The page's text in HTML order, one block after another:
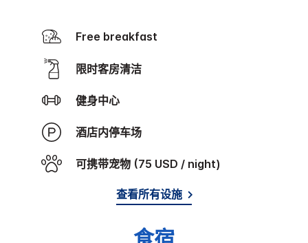
Free breakfast
限时客房清洁
健身中心
酒店内停车场
可携带宠物 (75 USD / night)
查看所有设施